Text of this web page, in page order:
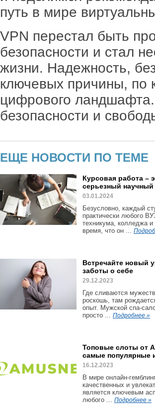
путь в мире
VPN перестал быть
безопасности и стал
жизни. Надежность,
ключевых причины, по
цифрового ландшафта.
безопасности и
ЕЩЕ НОВОСТИ ПО ТЕМЕ
Курсовая работа –
серьезный научный
03.01.2024
Безусловно, каждый
практически любого
техникума, колледжа
время, что он ...
Встречайте новый
заботы о себе
29.12.2023
Где сливаются
роскошь, там
опыт. Мужской спа-
просто ... Подробнее »
Топовые слоты от
самые популярные
16.12.2023
В мире онлайн-
качественных и
является ключевым
любого ... Подробнее »